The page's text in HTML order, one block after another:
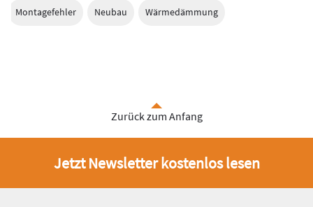
Montagefehler Neubau Wärmedämmung
Zurück zum Anfang
Jetzt Newsletter kostenlos lesen